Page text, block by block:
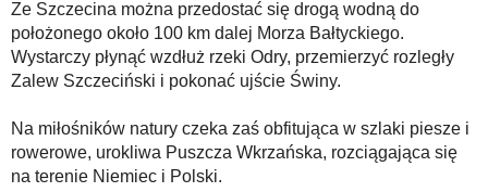
Ze Szczecina można przedostać się drogą wodną do
położonego około 100 km dalej Morza Bałtyckiego.
Wystarczy płynąć wzdłuż rzeki Odry, przemierzyć rozległy
Zalew Szczeciński i pokonać ujście Świny.
Na miłośników natury czeka zaś obfitująca w szlaki piesze i
rowerowe, urokliwa Puszcza Wkrzańska, rozciągająca się
na terenie Niemiec i Polski.